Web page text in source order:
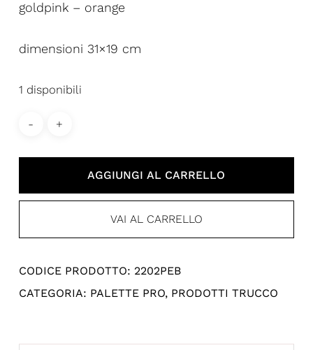
goldpink – orange
dimensioni 31×19 cm
1 disponibili
AGGIUNGI AL CARRELLO
VAI AL CARRELLO
CODICE PRODOTTO: 2202PEB
CATEGORIA: PALETTE PRO, PRODOTTI TRUCCO